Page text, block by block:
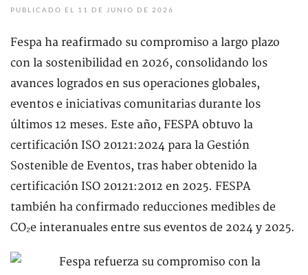
PUBLICADO EL 11 DE JUNIO DE 2026
Fespa ha reafirmado su compromiso a largo plazo
con la sostenibilidad en 2026, consolidando los
avances logrados en sus operaciones globales,
eventos e iniciativas comunitarias durante los
últimos 12 meses. Este año, FESPA obtuvo la
certificación ISO 20121:2024 para la Gestión
Sostenible de Eventos, tras haber obtenido la
certificación ISO 20121:2012 en 2025. FESPA
también ha confirmado reducciones medibles de
CO₂e interanuales entre sus eventos de 2024 y 2025.